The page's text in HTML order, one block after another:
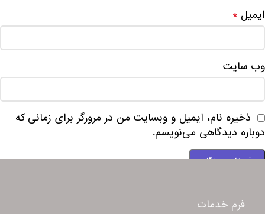
ایمیل *
وب‌ سایت
ذخیره نام، ایمیل و وبسایت من در مرورگر برای زمانی که
دوباره دیدگاهی می‌نویسم.
فرم خدمات